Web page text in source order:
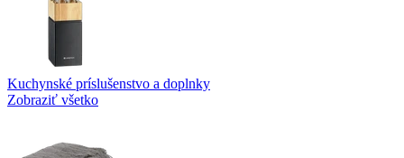
Kuchynské príslušenstvo a doplnky
Zobraziť všetko